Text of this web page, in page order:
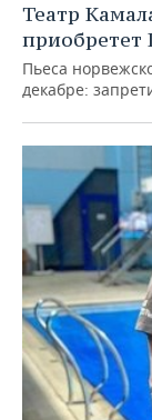
Театр
Пьеса
декабре: